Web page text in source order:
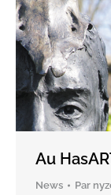
Au
News Par